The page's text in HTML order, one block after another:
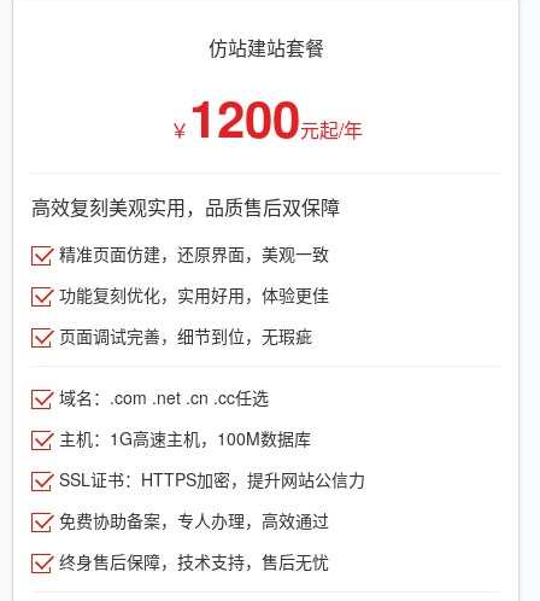
仿站建站套餐
￥ 1200元起/年
高效复刻美观实用，品质售后双保障
精准页面仿建，还原界面，美观一致
功能复刻优化，实用好用，体验更佳
页面调试完善，细节到位，无瑕疵
域名：.com .net .cn .cc任选
主机：1G高速主机，100M数据库
SSL证书：HTTPS加密，提升网站公信力
免费协助备案，专人办理，高效通过
终身售后保障，技术支持，售后无忧